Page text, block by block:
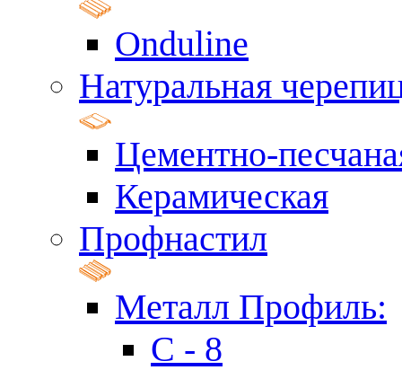
Onduline
Натуральная
Цементно-
Керамическая
Профнастил
Металл Профиль:
C - 8